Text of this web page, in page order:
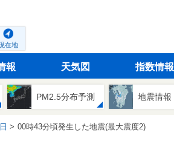
在地
報 天気図 指数情報
PM2.5分布予測 地震情報
00時43分頃発生した地震(最大震度2)